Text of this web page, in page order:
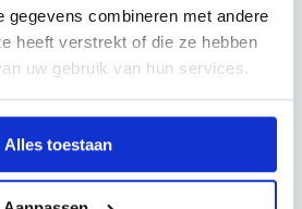
gegevens combineren met andere
heeft verstrekt of die ze hebben
uw gebruik van hun services.
Alles toestaan
Schelde plaatsen
of aannemer?
Onze producten
te installeren!
we uiteraard ook aan
aannemer. Vraag een